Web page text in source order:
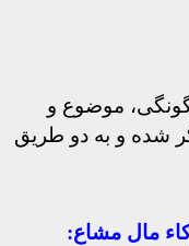
موضوع و
شده و به دو طریق